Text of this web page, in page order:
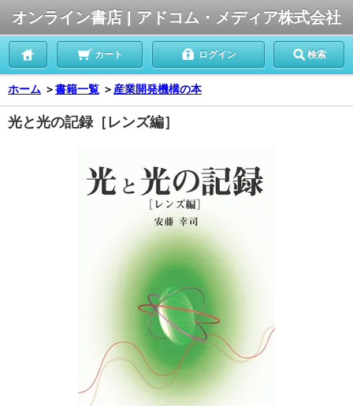
オンライン書店 | アドコム・メディア株式会社
カート ログイン 検索
ホーム ＞書籍一覧 ＞ 産業開発機構の本
光と光の記録［レンズ編］